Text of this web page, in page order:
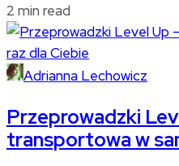
2 min read
Adrianna Lechowicz
Przeprowadzki
transportowa w